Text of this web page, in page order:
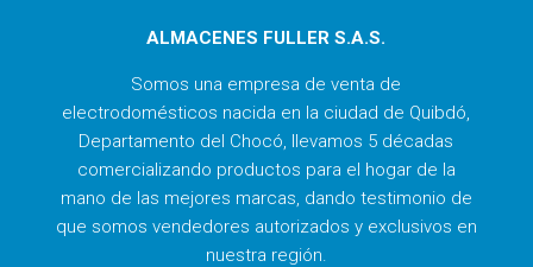
ALMACENES FULLER S.A.S.
Somos una empresa de venta de
electrodomésticos nacida en la ciudad de Quibdó,
Departamento del Chocó, llevamos 5 décadas
comercializando productos para el hogar de la
mano de las mejores marcas, dando testimonio de
que somos vendedores autorizados y exclusivos en
nuestra región.